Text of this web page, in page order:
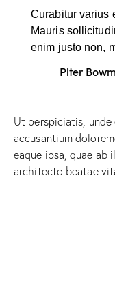
Curabitur varius
Mauris
enim justo non,
Piter
Ut perspiciatis,
accusantium
eaque ipsa, quae ab
architecto beatae